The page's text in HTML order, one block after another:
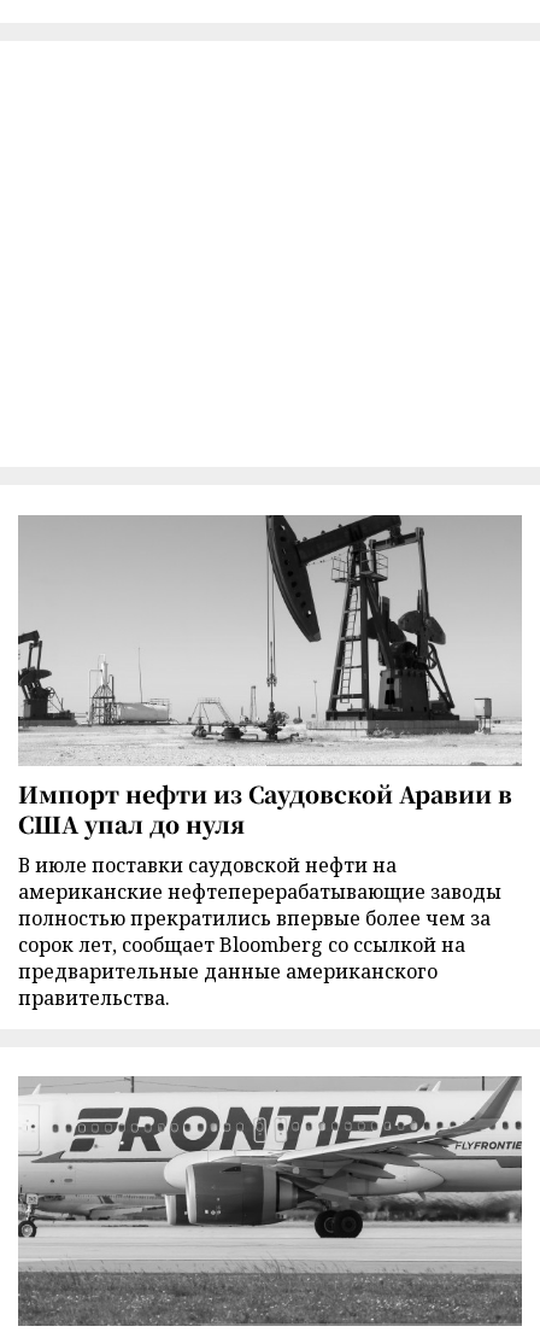
Импорт нефти из Саудовской Аравии в
США упал до нуля
В июле поставки саудовской нефти на
американские нефтеперерабатывающие заводы
полностью прекратились впервые более чем за
сорок лет, сообщает Bloomberg со ссылкой на
предварительные данные американского
правительства.